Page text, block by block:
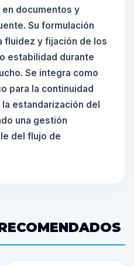
documentos y
Su formulación
fluidez y fijación de los
estabilidad durante
Se integra como
para la continuidad
estandarización del
una gestión
del flujo de